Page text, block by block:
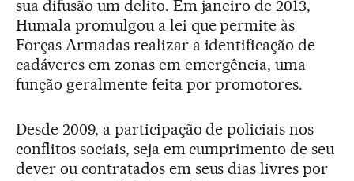
sua difusão um delito. Em janeiro de 2013,
Humala promulgou a lei que permite às
Forças Armadas realizar a identificação de
cadáveres em zonas em emergência, uma
função geralmente feita por promotores.
Desde 2009, a participação de policiais nos
conflitos sociais, seja em cumprimento de seu
dever ou contratados em seus dias livres por